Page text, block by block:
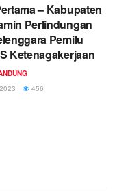
– Kabupaten
Perlindungan
Pemilu
Ketenagakerjaan
456